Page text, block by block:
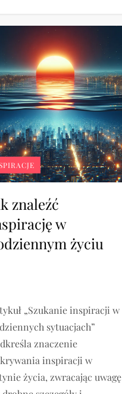
znaleźć
w
życiu
„Szukanie inspiracji w
sytuacjach”
znaczenie
inspiracji w
życia, zwracając uwagę